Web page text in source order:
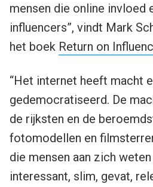
mensen die online invloed
influencers”, vindt Mark
het boek Return on
“Het internet heeft macht
gedemocratiseerd. De
de rijksten en de
fotomodellen en
die mensen aan zich
interessant, slim, gevat,